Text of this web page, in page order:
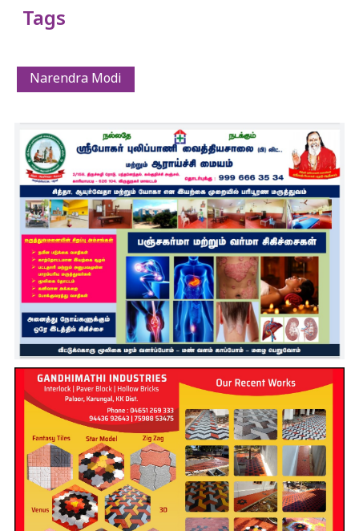
Tags
Narendra Modi